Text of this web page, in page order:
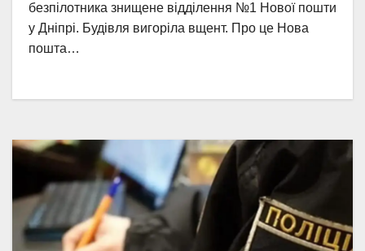
безпілотника знищене відділення №1 Нової пошти
у Дніпрі. Будівля вигоріла вщент. Про це Нова
пошта…